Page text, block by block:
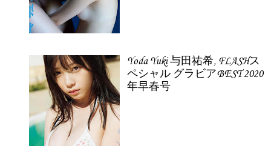
Yoda Yuki 与田祐希, FLASHス
ペシャル グラビアBEST 2020
年早春号